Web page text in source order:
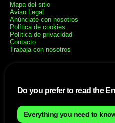
Mapa del sitio
Aviso Legal
Anúnciate con nosotros
Política de cookies
Política de privacidad
Contacto
Trabaja con nosotros
MusickMag
SÍGUENOS
Do you prefer to read the
Everything you need to